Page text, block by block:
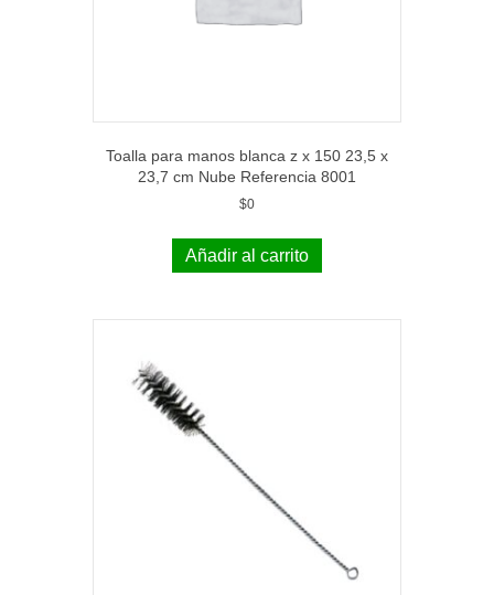
Toalla para manos blanca z x 150 23,5 x
23,7 cm Nube Referencia 8001
$0
Añadir al carrito